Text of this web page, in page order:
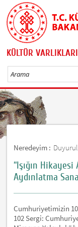
KÜLTÜR
Neredeyim :
“Işığın Hikayesi
Aydınlatma
Cumhuriyetimizin
102 Sergi: